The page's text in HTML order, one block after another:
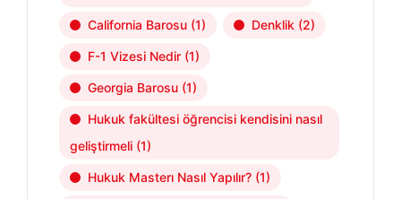
California Barosu (1) Denklik (2)
F-1 Vizesi Nedir (1)
Georgia Barosu (1)
Hukuk fakültesi öğrencisi kendisini nasıl
geliştirmeli (1)
Hukuk Masterı Nasıl Yapılır? (1)